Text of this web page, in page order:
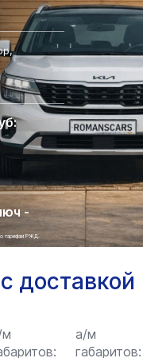
-
тарифам РЖД.
доставкой
а/м
габаритов: